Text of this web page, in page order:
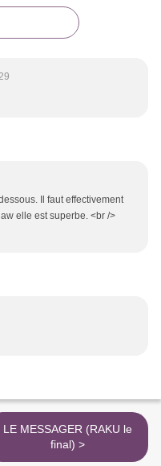
Il faut effectivement
elle est superbe. <br />
LE MESSAGER (RAKU le
final) >